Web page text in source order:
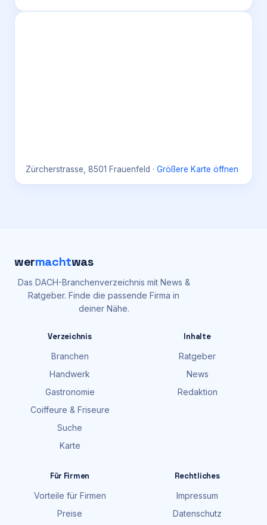
Zürcherstrasse, 8501 Frauenfeld · Größere Karte öffnen
wermachtwas
Das DACH-Branchenverzeichnis mit News &
Ratgeber. Finde die passende Firma in
deiner Nähe.
Verzeichnis
Branchen
Handwerk
Gastronomie
Coiffeure & Friseure
Suche
Karte
Inhalte
Ratgeber
News
Redaktion
Für Firmen
Vorteile für Firmen
Preise
Rechtliches
Impressum
Datenschutz